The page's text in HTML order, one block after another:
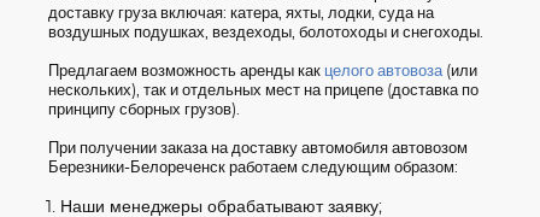
доставку груза включая: катера, яхты, лодки, суда на
воздушных подушках, вездеходы, болотоходы и снегоходы.
Предлагаем возможность аренды как целого автовоза(или
нескольких), так и отдельных мест на прицепе (доставка по
принципу сборных грузов).
При получении заказа на доставку автомобиля автовозом
Березники-Белореченск работаем следующим образом:
Наши менеджеры обрабатывают заявку;